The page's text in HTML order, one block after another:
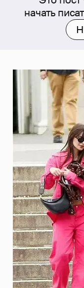
начать